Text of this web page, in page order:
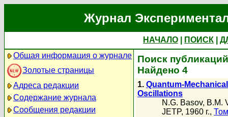
Журнал
НАЧАЛО ПОИСК
Общая информация о журнале
Золотые страницы
Адреса редакции
Содержание журнала
Сообщения редакции
Поиск
Найдено 4
1. Quantum-
Oscillations
N.G. Basov, B.M.
JETP, 1960 г.,